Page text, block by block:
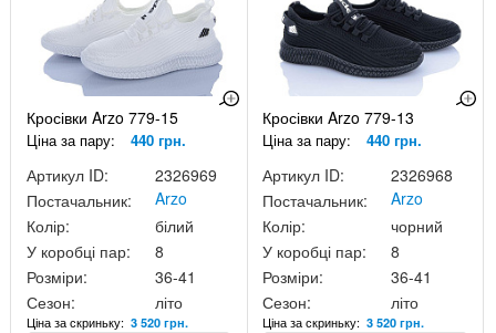
Кросівки Arzo 779-15
Ціна за пару: 440 грн.
Артикул ID:
2326969
Постачальник:
Arzo
Колір:
білий
У коробці пар:
8
Розміри:
36-41
Сезон:
літо
Ціна за скриньку: 3 520 грн.
Кросівки Arzo 779-13
Ціна за пару: 440 грн.
Артикул ID:
2326968
Постачальник:
Arzo
Колір:
чорний
У коробці пар:
8
Розміри:
36-41
Сезон:
літо
Ціна за скриньку:3 520 грн.